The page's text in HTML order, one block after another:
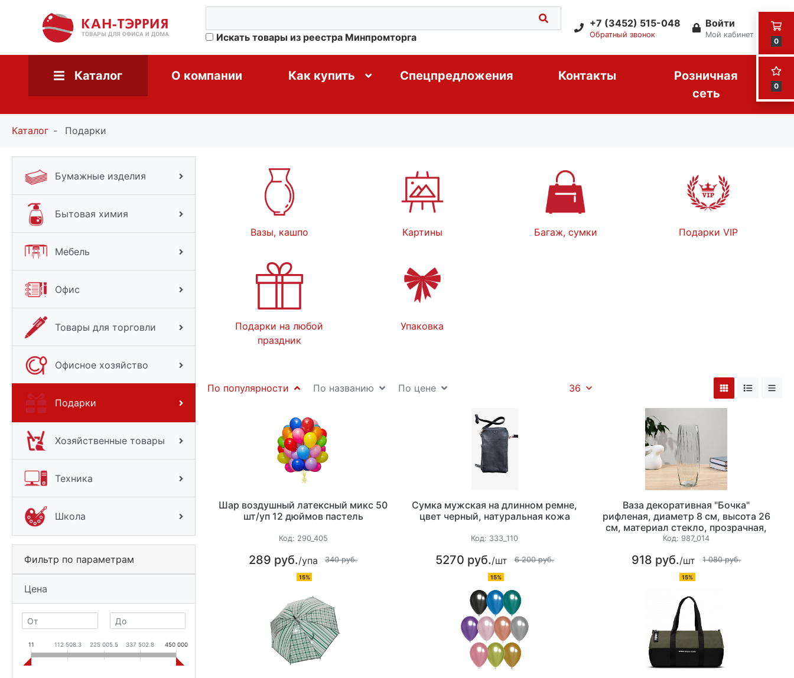
0
0
Искать товары из реестра Минпромторга
+7 (3452) 515-048
Обратный звонок
Войти
Мой кабинет
Каталог О компании Как купить Спецпредложения Контакты
Розничная
сеть
Каталог Подарки
Бумажные изделия
Бытовая химия
Мебель
Офис
Товары для торговли
Офисное хозяйство
Подарки
Хозяйственные товары
Техника
Школа
Фильтр по параметрам
Цена
11 112 508.3 225 005.5 337 502.8 450 000
Вазы, кашпо Картины Багаж, сумки Подарки VIP
Подарки на любой
праздник
Упаковка
По популярности По названию По цене 36
Шар воздушный латексный микс 50
шт/уп 12 дюймов пастель
Код: 290_405
289 руб./упа 340 руб.
15%
Сумка мужская на длинном ремне,
цвет черный, натуральная кожа
Код: 333_110
5270 руб./шт 6 200 руб.
15%
Ваза декоративная "Бочка"
рифленая, диаметр 8 см, высота 26
см, материал стекло, прозрачная,
рифлёная
Код: 987_014
918 руб./шт 1 080 руб.
15%